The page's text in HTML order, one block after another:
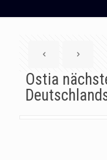
Ostia